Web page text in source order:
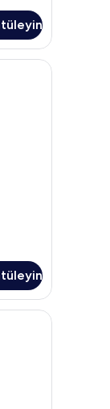
takımı, Select
Comfort yatak, ses